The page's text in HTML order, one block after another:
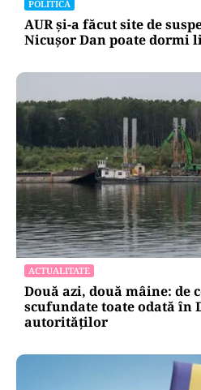
POLITICĂ
AUR și-a făcut site de
Nicușor Dan poate dormi
ACTUALITATE
Două azi, două mâine: de
scufundate toate odată în
autorităților